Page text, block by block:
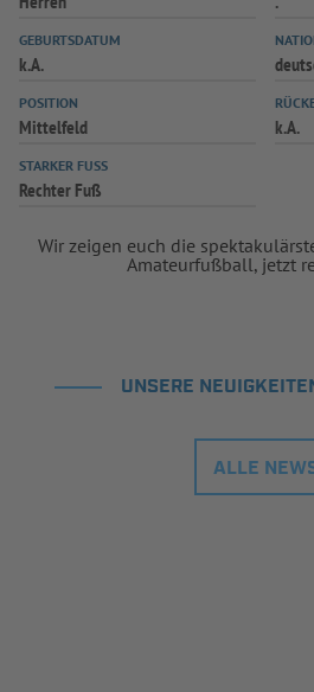
GEBURTSDATUM
k.A.
POSITION
Mittelfeld k.A.
STARKER FUSS
Rechter Fuß
Wir zeigen euch die
Amateurfußball, jetzt
UNSERE
ALLE